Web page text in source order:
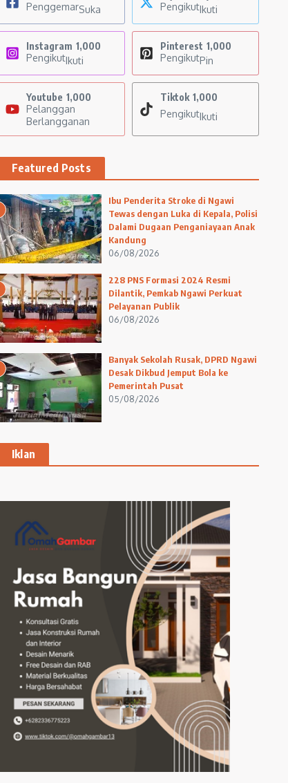
PenggemarSuka
PengikutIkuti
Instagram 1,000
PengikutIkuti
Pinterest 1,000
PengikutPin
Youtube 1,000
Pelanggan
Berlangganan
Tiktok 1,000
PengikutIkuti
Featured Posts
Ibu Penderita Stroke di Ngawi
Tewas dengan Luka di Kepala, Polisi
Dalami Dugaan Penganiayaan Anak
Kandung
06/08/2026
228 PNS Formasi 2024 Resmi
Dilantik, Pemkab Ngawi Perkuat
Pelayanan Publik
06/08/2026
Banyak Sekolah Rusak, DPRD Ngawi
Desak Dikbud Jemput Bola ke
Pemerintah Pusat
05/08/2026
Iklan